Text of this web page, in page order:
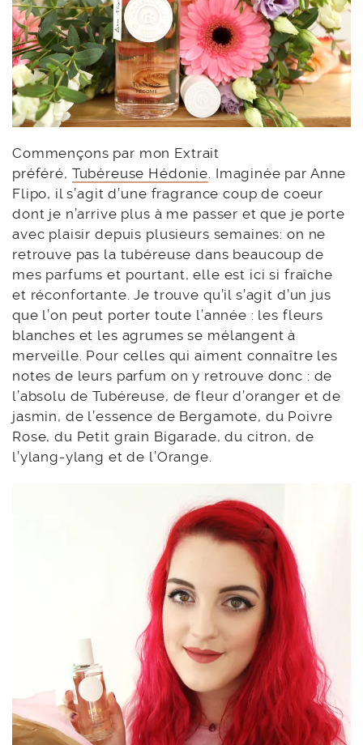
Commençons par mon Extrait
préféré, Tubéreuse Hédonie. Imaginée par Anne
Flipo, il s’agit d’une fragrance coup de coeur
dont je n’arrive plus à me passer et que je porte
avec plaisir depuis plusieurs semaines: on ne
retrouve pas la tubéreuse dans beaucoup de
mes parfums et pourtant, elle est ici si fraîche
et réconfortante. Je trouve qu’il s’agit d’un jus
que l’on peut porter toute l’année : les fleurs
blanches et les agrumes se mélangent à
merveille. Pour celles qui aiment connaître les
notes de leurs parfum on y retrouve donc : de
l’absolu de Tubéreuse, de fleur d’oranger et de
jasmin, de l’essence de Bergamote, du Poivre
Rose, du Petit grain Bigarade, du citron, de
l’ylang-ylang et de l’Orange.